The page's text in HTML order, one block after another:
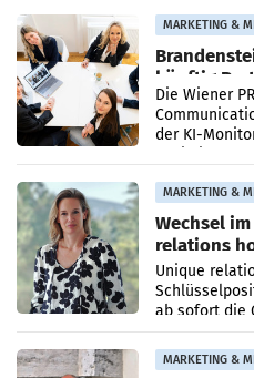
MARKETING &
künftig
Die Wiener
der KI-
MARKETING &
Wechsel
relations
Unique
ab sofort die
PR-Agentur
Anna Kalina-
MARKETING &